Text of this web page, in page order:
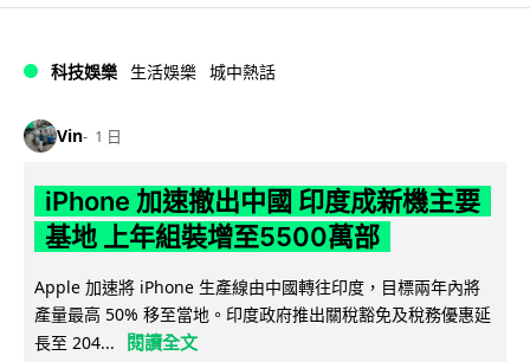
科技娛樂 生活娛樂 城中熱話
Vin 1 日
iPhone 加速撤出中國 印度成新機主要
基地 上年組裝增至5500萬部
Apple 加速將 iPhone 生產線由中國轉往印度，目標兩年內將
產量最高 50% 移至當地。印度政府推出關稅豁免及稅務優惠延
長至 204...
閱讀全文